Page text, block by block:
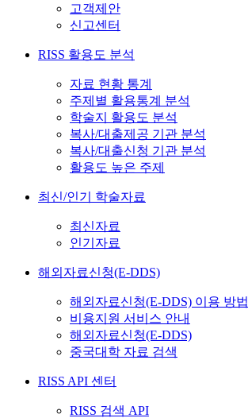
고객제안
신고센터
RISS 활용도 분석
자료 현황 통계
주제별 활용통계 분석
학술지 활용도 분석
복사/대출제공 기관 분석
복사/대출신청 기관 분석
활용도 높은 주제
최신/인기 학술자료
최신자료
인기자료
해외자료신청(E-DDS)
해외자료신청(E-DDS) 이용 방법
비용지원 서비스 안내
해외자료신청(E-DDS)
중국대학 자료 검색
RISS API 센터
RISS 검색 API